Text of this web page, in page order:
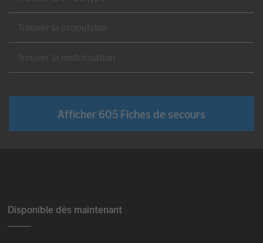
Afficher605Fiches de secours
Disponible dès maintenant